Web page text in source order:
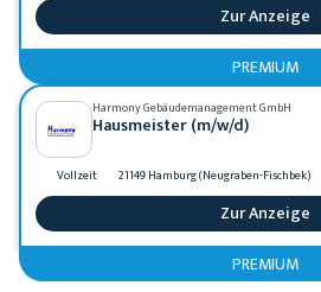
Zur Anzeige
PREMIUM
Harmony Gebäudemanagement GmbH
Hausmeister (m/w/d)
Vollzeit 21149 Hamburg (Neugraben-Fischbek)
Zur Anzeige
PREMIUM